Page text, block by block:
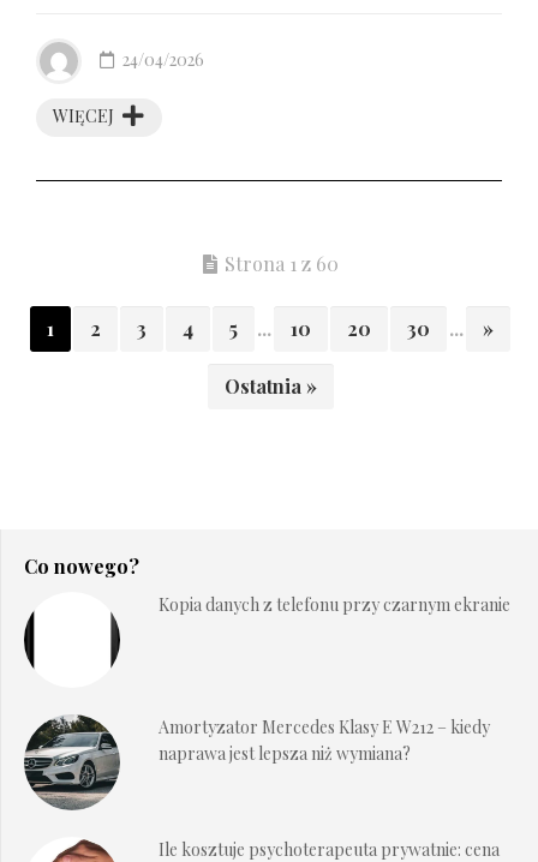
WIĘCEJ
24/04/2026
Strona 1 z 60
1 2 3 4 5 ... 10 20 30 ... »
Ostatnia »
Co nowego?
Kopia danych z telefonu przy czarnym ekranie
Amortyzator Mercedes Klasy E W212 – kiedy
naprawa jest lepsza niż wymiana?
Ile kosztuje psychoterapeuta prywatnie: cena